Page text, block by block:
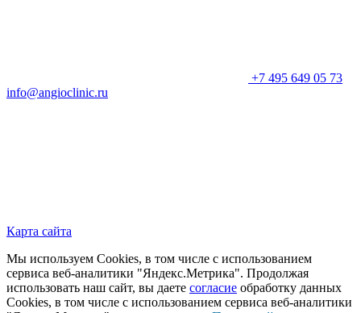
+7 495 649 05 73
info@angioclinic.ru
Карта сайта
Мы используем Cookies, в том числе с использованием
сервиса веб-аналитики "Яндекс.Метрика". Продолжая
использовать наш сайт, вы даете согласие обработку данных
Cookies, в том числе с использованием сервиса веб-аналитики